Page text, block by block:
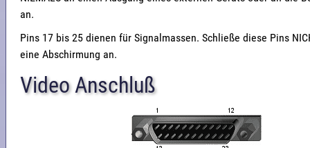
an.
Pins 17 bis 25 dienen für Signalmassen. Schließe diese Pins
eine Abschirmung an.
Video Anschluß